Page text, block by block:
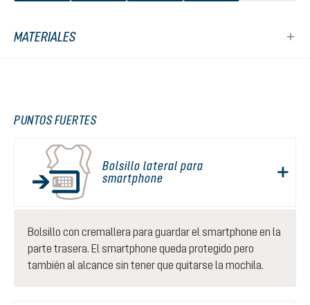
MATERIALES
PUNTOS FUERTES
Bolsillo lateral para
smartphone
Bolsillo con cremallera para guardar el smartphone en la
parte trasera. El smartphone queda protegido pero
también al alcance sin tener que quitarse la mochila.